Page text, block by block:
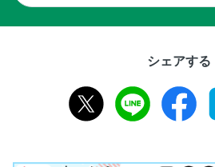
シェアする